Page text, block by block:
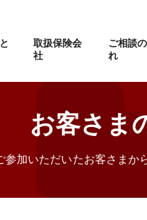
取扱保険会
社
ご相談
れ
お客さま
参加いただいたお客さま